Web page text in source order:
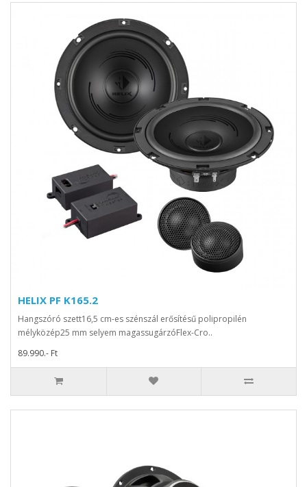
HELIX PF K165.2
Hangszóró szett16,5 cm-es szénszál erősítésű polipropilén
mélyközép25 mm selyem magassugárzóFlex-Cro..
89.990.- Ft